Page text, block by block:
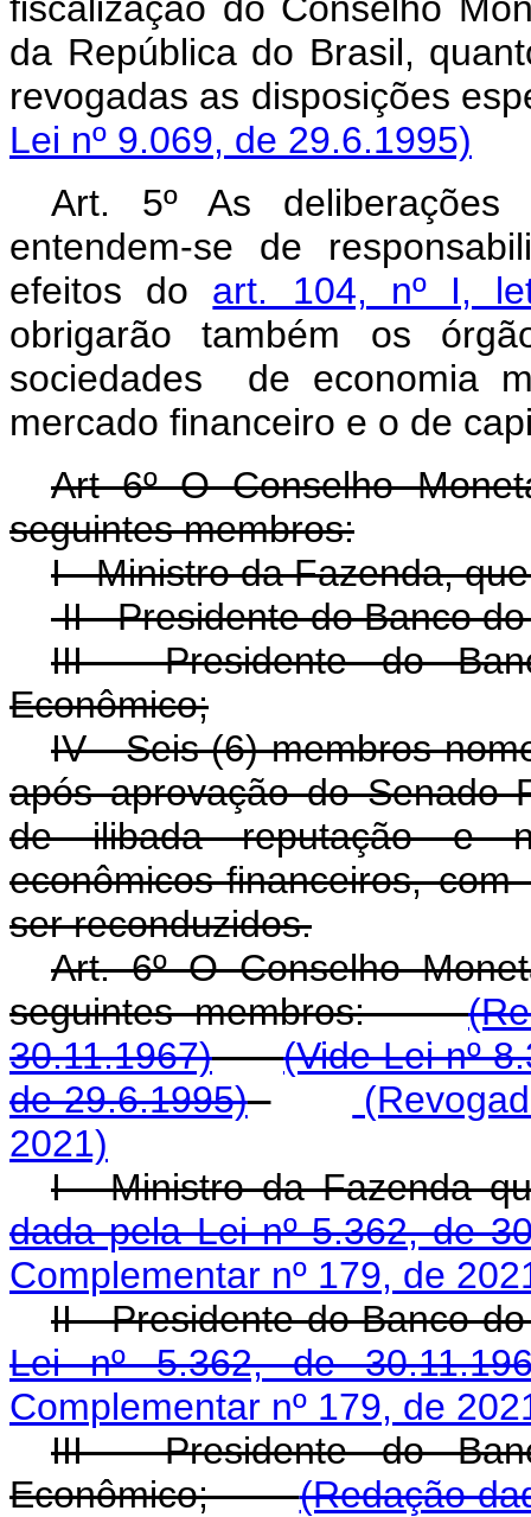
da República do Brasil,
revogadas as
Lei nº 9.069, de 29.6.1995)
Art. 5º As deliberações
entendem-se de
efeitos do art. 104, nº I,
obrigarão também os
sociedades de economia
mercado financeiro e o de
Art 6º O Conselho
seguintes membros:
I - Ministro da Fazenda,
II - Presidente do Banco
III - Presidente do
Econômico;
IV - Seis (6) membros
após aprovação do Senado
de ilibada reputação e
econômicos-financeiros,
ser reconduzidos.
Art. 6º O Conselho
seguintes membros:
30.11.1967)
(Vide Lei nº
de 29.6.1995)
2021)
I - Ministro da
dada pela Lei nº 5.362, de
Complementar nº 179, de
II - Presidente do Banco
Lei nº 5.362, de
Complementar nº 179, de
III - Presidente do
Econômico;(Redação